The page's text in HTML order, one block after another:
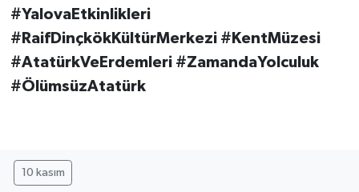
#YalovaEtkinlikleri
#RaifDinçkökKültürMerkezi #KentMüzesi
#AtatürkVeErdemleri #ZamandaYolculuk
#ÖlümsüzAtatürk
10 kasım